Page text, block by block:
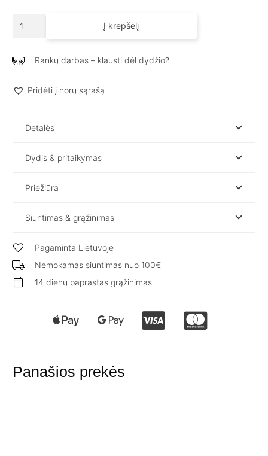
palaidinė
sagomis
Į krepšelį
Rankų darbas – klausti dėl dydžio?
Pridėti į norų sąrašą
Detalės
Dydis & pritaikymas
Priežiūra
Siuntimas & grąžinimas
Pagaminta Lietuvoje
Nemokamas siuntimas nuo 100€
14 dienų paprastas grąžinimas
Panašios prekės